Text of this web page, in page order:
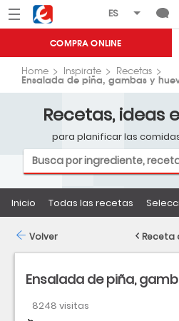
Menú Eroski
COMPRA ONLINE
Home Inspirate Recetas
Ensalada de piña, gambas y
Recetas, ideas
para planificar las
Inicio Todas las recetas
Ensalada de piña,
8248 visitas
Volver Receta